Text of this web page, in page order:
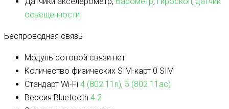
освещенности
Беспроводная связь
Модуль сотовой связи нет
Количество физических SIM-карт 0 SIM
Стандарт Wi-Fi 4 (802.11n), 5 (802.11ac)
Версия Bluetooth 4.2